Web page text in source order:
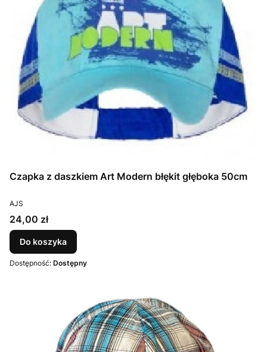
Czapka z daszkiem Art Modern błękit głęboka 50cm
PRODUCENT
AJS
Cena
24,00 zł
Do koszyka
Dostępność: Dostępny